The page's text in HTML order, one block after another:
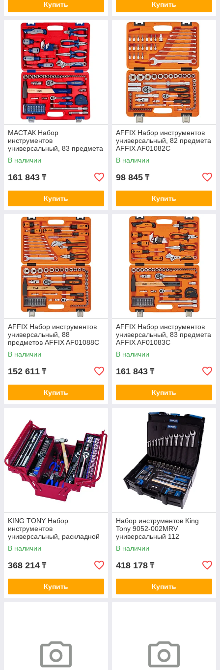
Купить Купить
МАСТАК Набор
инструментов
универсальный, 83 предмета
МАСТАК 01-083C
В наличии
161 843 ₸
Купить
AFFIX Набор инструментов
универсальный, 82 предмета
AFFIX AF01082C
В наличии
98 845 ₸
Купить
AFFIX Набор инструментов
универсальный, 88
предметов AFFIX AF01088C
В наличии
152 611 ₸
Купить
AFFIX Набор инструментов
универсальный, 83 предмета
AFFIX AF01083C
В наличии
161 843 ₸
Купить
KING TONY Набор
инструментов
универсальный, раскладной
ящик, 65 предметов KING
TONY 902-065MR01
В наличии
368 214 ₸
Купить
Набор инструментов King
Tony 9052-002MRV
универсальный 112
предметов
В наличии
418 178 ₸
Купить